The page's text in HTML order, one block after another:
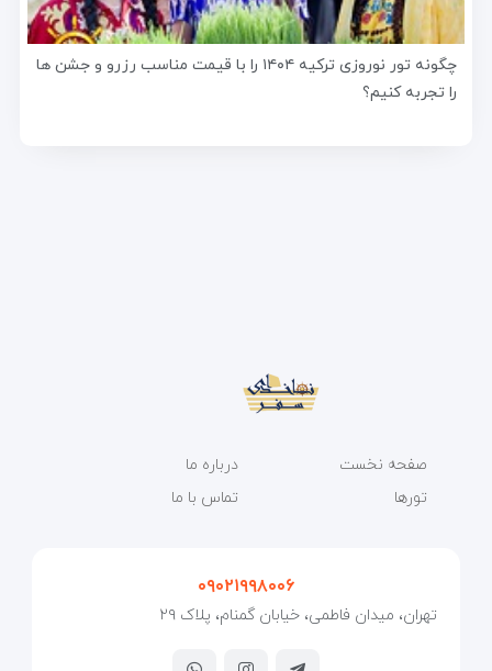
چگونه تور نوروزی ترکیه ۱۴۰۴ را با قیمت مناسب رزرو و جشن ها
را تجربه کنیم؟
صفحه نخست
تورها
درباره ما
تماس با ما
۰۹۰۲۱۹۹۸۰۰۶
تهران، میدان فاطمی، خیابان گمنام، پلاک ۲۹